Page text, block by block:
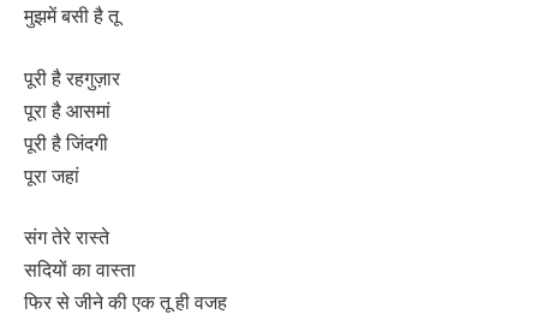
मुझमें बसी है तू
पूरी है रहगुज़ार
पूरा है आसमां
पूरी है जिंदगी
पूरा जहां
संग तेरे रास्ते
सदियों का वास्ता
फिर से जीने की एक तू ही वजह